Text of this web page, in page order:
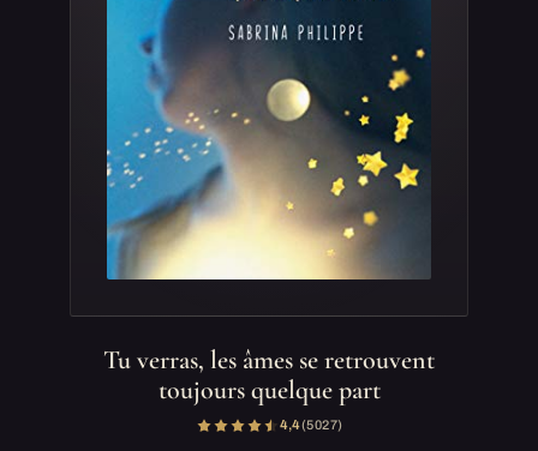
Tu verras, les âmes se retrouvent
toujours quelque part
4,4(5 027)